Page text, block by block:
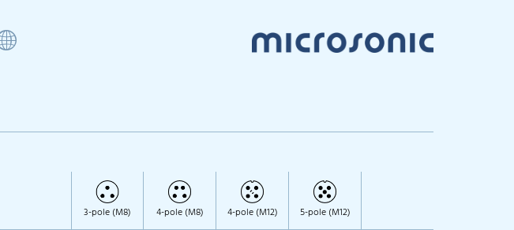
3-pole (M8) 4-pole (M8) 4-pole (M12) 5-pole (M12)